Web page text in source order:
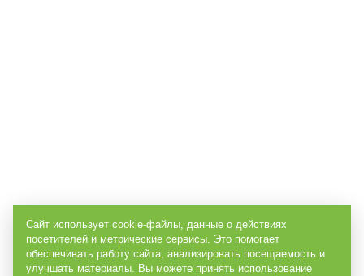
Сайт использует cookie-файлы, данные о действиях
посетителей и метрические сервисы. Это помогает
обеспечивать работу сайта, анализировать посещаемость и
улучшать материалы. Вы можете принять использование